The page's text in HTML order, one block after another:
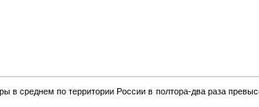
в среднем по территории России в полтора-два раза